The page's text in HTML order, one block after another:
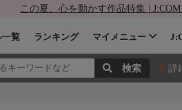
この夏、心を動かす作品特集 |
一覧 ランキング マイメニュー
詳